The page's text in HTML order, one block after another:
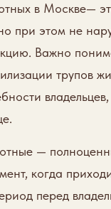
в Москве—
при этом не
Важно
трупов
—
когда
перед